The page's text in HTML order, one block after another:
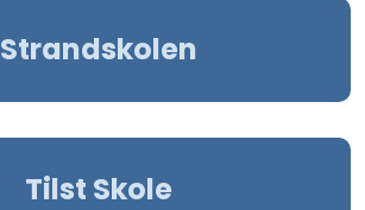
Strandskolen
Tilst Skole